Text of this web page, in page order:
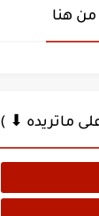
هنا
ماتريده ⬇ )